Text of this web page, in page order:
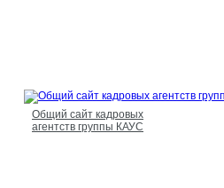
Общий сайт кадровых
агентств группы КАУС